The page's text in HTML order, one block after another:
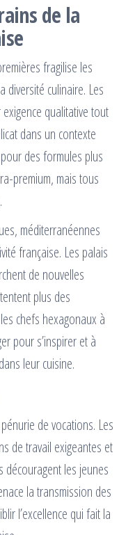
de la
fragilise les
diversité culinaire. Les
qualitative tout
dans un contexte
des formules plus
premium, mais tous
méditerranéennes
française. Les palais
de nouvelles
plus des
chefs hexagonaux à
pour s’inspirer et à
leur cuisine.
de vocations. Les
de travail exigeantes et
les jeunes
la transmission des
l’excellence qui fait la